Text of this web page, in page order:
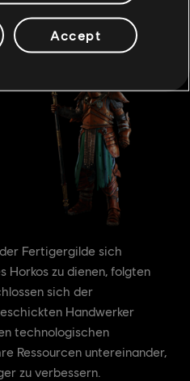
Fertigergilde sich
Horkos zu dienen, folgten
sich der
Handwerker
technologischen
Ressourcen untereinander,
zu verbessern.
Accept